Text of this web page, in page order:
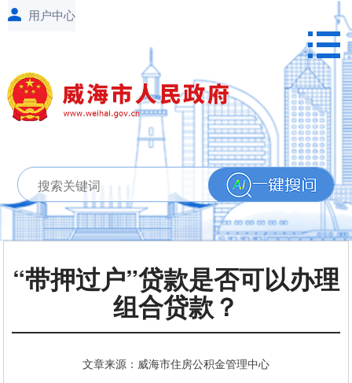
“带押过户”贷款是否可以办理
组合贷款？
文章来源：威海市住房公积金管理中心